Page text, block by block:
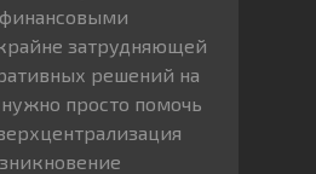
затрудняющей
решений на
просто помочь